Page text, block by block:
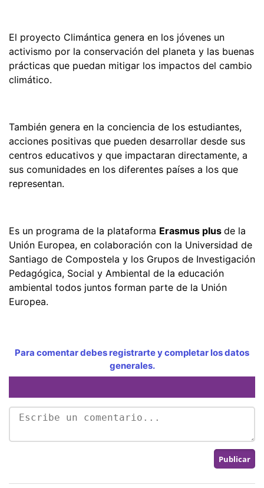
El proyecto Climántica genera en los jóvenes un
activismo por la conservación del planeta y las buenas
prácticas que puedan mitigar los impactos del cambio
climático.
También genera en la conciencia de los estudiantes,
acciones positivas que pueden desarrollar desde sus
centros educativos y que impactaran directamente, a
sus comunidades en los diferentes países a los que
representan.
Es un programa de la plataforma Erasmus plus de la
Unión Europea, en colaboración con la Universidad de
Santiago de Compostela y los Grupos de Investigación
Pedagógica, Social y Ambiental de la educación
ambiental todos juntos forman parte de la Unión
Europea.
Para comentar debes registrarte y completar los datos
generales.